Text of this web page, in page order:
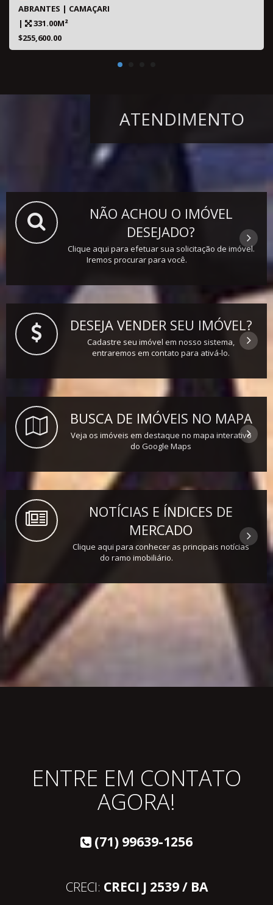
ABRANTES | CAMAÇARI
|
331.00M²
$255,600.00
ATENDIMENTO
NÃO ACHOU O IMÓVEL
DESEJADO?
Clique aqui para efetuar sua solicitação de imóvel.
Iremos procurar para você.
DESEJA VENDER SEU IMÓVEL?
Cadastre seu imóvel em nosso sistema,
entraremos em contato para ativá-lo.
BUSCA DE IMÓVEIS NO MAPA
Veja os imóveis em destaque no mapa interativo
do Google Maps
NOTÍCIAS E ÍNDICES DE
MERCADO
Clique aqui para conhecer as principais notícias
do ramo imobiliário.
ENTRE EM CONTATO
AGORA!
(71) 99639-1256
CRECI: CRECI J 2539 / BA